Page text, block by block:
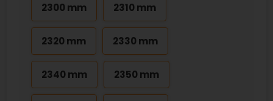
2300 mm 2310 mm
2320 mm 2330 mm
2340 mm 2350 mm